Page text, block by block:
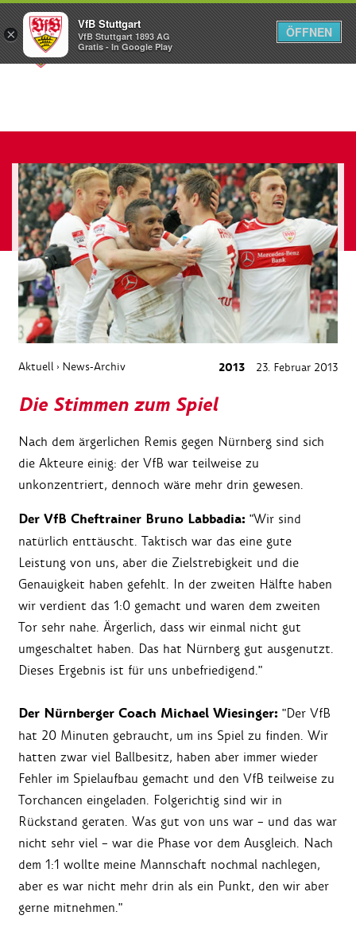
Menü
Aktuell › News-Archiv 2013 23. Februar 2013
Die Stimmen zum Spiel
Nach dem ärgerlichen Remis gegen Nürnberg sind sich
die Akteure einig: der VfB war teilweise zu
unkonzentriert, dennoch wäre mehr drin gewesen.
Der VfB Cheftrainer Bruno Labbadia: "Wir sind
natürlich enttäuscht. Taktisch war das eine gute
Leistung von uns, aber die Zielstrebigkeit und die
Genauigkeit haben gefehlt. In der zweiten Hälfte haben
wir verdient das 1:0 gemacht und waren dem zweiten
Tor sehr nahe. Ärgerlich, dass wir einmal nicht gut
umgeschaltet haben. Das hat Nürnberg gut ausgenutzt.
Dieses Ergebnis ist für uns unbefriedigend."
Der Nürnberger Coach Michael Wiesinger: "Der VfB
hat 20 Minuten gebraucht, um ins Spiel zu finden. Wir
hatten zwar viel Ballbesitz, haben aber immer wieder
Fehler im Spielaufbau gemacht und den VfB teilweise zu
Torchancen eingeladen. Folgerichtig sind wir in
Rückstand geraten. Was gut von uns war – und das war
nicht sehr viel – war die Phase vor dem Ausgleich. Nach
dem 1:1 wollte meine Mannschaft nochmal nachlegen,
aber es war nicht mehr drin als ein Punkt, den wir aber
gerne mitnehmen."
×
VfB Stuttgart
VfB Stuttgart 1893 AG
Gratis - In Google Play
ÖFFNEN